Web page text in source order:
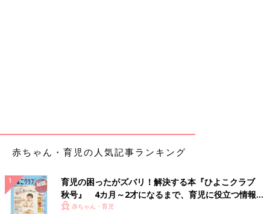
赤ちゃん・育児の人気記事ランキング
育児の困ったがズバリ！解決する本『ひよこクラブ
秋号』 4カ月～2才になるまで、育児に役立つ情報が
いっぱい！
赤ちゃん・育児